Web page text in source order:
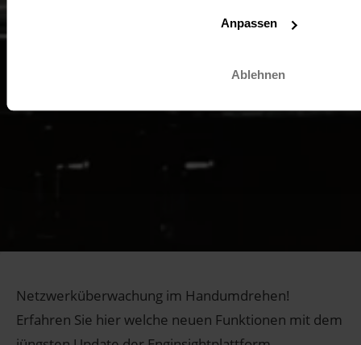
Anpassen
Ablehnen
Netzwerküberwachung im Handumdrehen!
Erfahren Sie hier welche neuen Funktionen mit dem